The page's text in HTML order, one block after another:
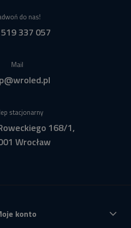
do nas!
337 057
Mail
stacjonarny
168/1,
Wrocław
konto